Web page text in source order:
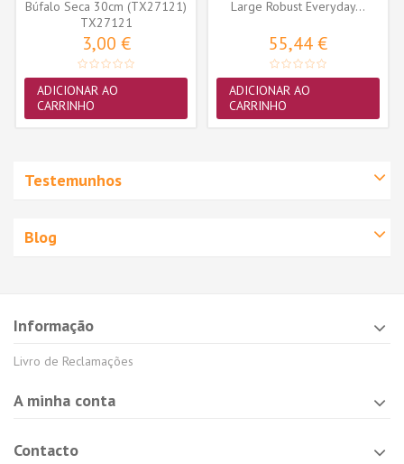
Búfalo Seca 30cm (TX27121)
TX27121
3,00 €
ADICIONAR AO
CARRINHO
Large Robust Everyday...
55,44 €
ADICIONAR AO
CARRINHO
Testemunhos
Blog
Informação
Livro de Reclamações
A minha conta
Contacto